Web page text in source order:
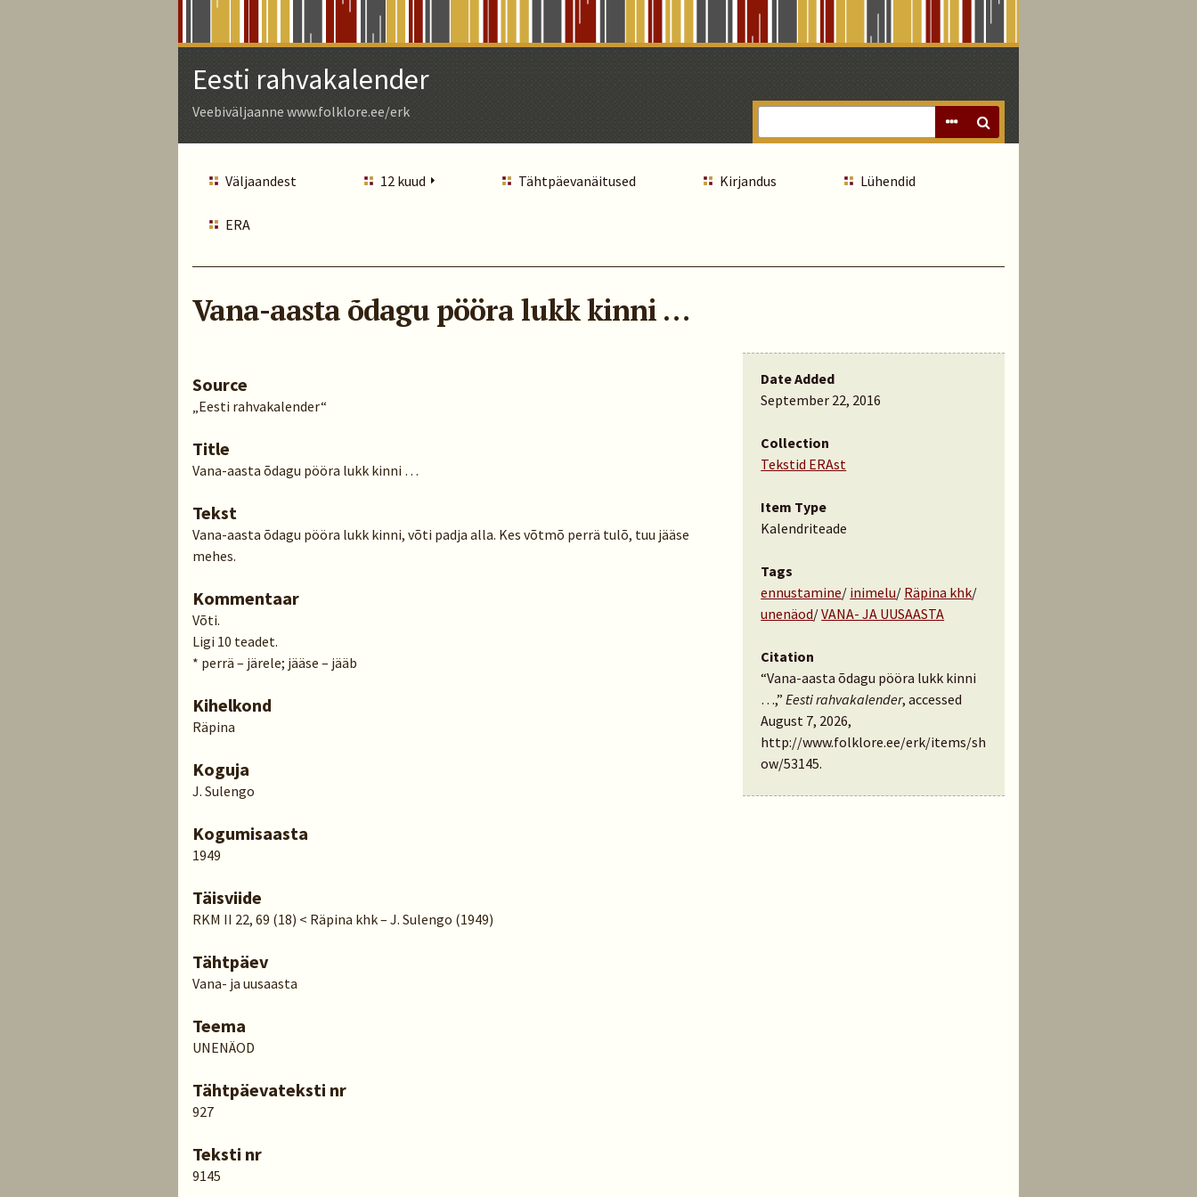
Eesti rahvakalender
Veebiväljaanne www.folklore.ee/erk
Väljaandest 12 kuud Tähtpäevanäitused Kirjandus Lühendid
ERA
Vana-aasta õdagu pööra lukk kinni …
Source
„Eesti rahvakalender“
Title
Vana-aasta õdagu pööra lukk kinni …
Tekst
Vana-aasta õdagu pööra lukk kinni, võti padja alla. Kes võtmõ perrä tulõ, tuu jääse
mehes.
Kommentaar
Võti.
Ligi 10 teadet.
* perrä – järele; jääse – jääb
Kihelkond
Räpina
Koguja
J. Sulengo
Kogumisaasta
1949
Täisviide
RKM II 22, 69 (18) < Räpina khk – J. Sulengo (1949)
Tähtpäev
Vana- ja uusaasta
Teema
UNENÄOD
Tähtpäevateksti nr
927
Teksti nr
9145
Date Added
September 22, 2016
Collection
Tekstid ERAst
Item Type
Kalendriteade
Tags
ennustamine/ inimelu/ Räpina khk/
unenäod/VANA- JA UUSAASTA
Citation
“Vana-aasta õdagu pööra lukk kinni
…,”Eesti rahvakalender, accessed
August 7, 2026,
http://www.folklore.ee/erk/items/sh
ow/53145.